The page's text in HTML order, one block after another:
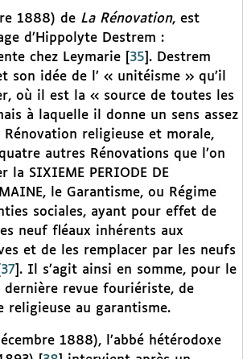
1888) de La Rénovation, est
d’Hippolyte Destrem :
chez Leymarie 35 . Destrem
son idée de l’ « unitéisme » qu’il
où il est la « source de toutes les
à laquelle il donne un sens assez
religieuse et morale,
autres Rénovations que l’on
la SIXIEME PERIODE DE
le Garantisme, ou Régime
sociales, ayant pour effet de
neuf fléaux inhérents aux
et de les remplacer par les neufs
37 . Il s’agit ainsi en somme, pour le
dernière revue fouriériste, de
religieuse au garantisme.
1888), l’abbé hétérodoxe